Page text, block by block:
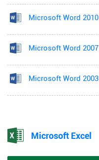
Microsoft Word 2010
Microsoft Word 2007
Microsoft Word 2003
Microsoft Excel